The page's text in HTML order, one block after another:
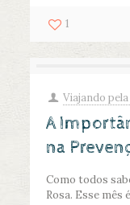
1
Viajando
A
na
Como todos
Rosa. Esse mês